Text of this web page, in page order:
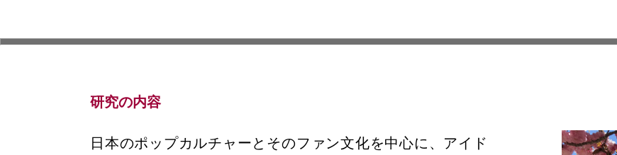
研究の内容
日本のポップカルチャーとそのファン文化を中心に、アイド